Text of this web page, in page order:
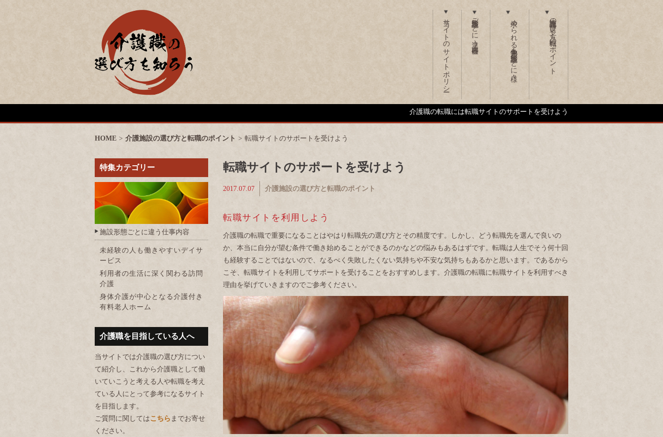
当サイトのサイトポリシー 施設形態ごとに違う仕事内容 求められる人物像も施設形態ごとに様々 介護施設の選び方と転職のポイント
介護職の転職には転職サイトのサポートを受けよう
HOME > 介護施設の選び方と転職のポイント > 転職サイトのサポートを受けよう
転職サイトのサポートを受けよう
2017.07.07 介護施設の選び方と転職のポイント
転職サイトを利用しよう
介護職の転職で重要になることはやはり転職先の選び方とその精度です。しかし、どう転職先を選んで良いの
か、本当に自分が望む条件で働き始めることができるのかなどの悩みもあるはずです。転職は人生でそう何十回
も経験することではないので、なるべく失敗したくない気持ちや不安な気持ちもあるかと思います。であるから
こそ、転職サイトを利用してサポートを受けることをおすすめします。介護職の転職に転職サイトを利用すべき
理由を挙げていきますのでご参考ください。
特集カテゴリー
施設形態ごとに違う仕事内容
未経験の人も働きやすいデイサ
ービス
利用者の生活に深く関わる訪問
介護
身体介護が中心となる介護付き
有料老人ホーム
介護職を目指している人へ
当サイトでは介護職の選び方につい
て紹介し、これから介護職として働
いていこうと考える人や転職を考え
ている人にとって参考になるサイト
を目指します。
ご質問に関してはこちら までお寄せ
ください。